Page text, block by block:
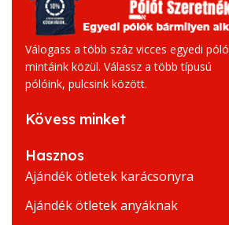
Válogass a több száz vicces egyedi póló
mintáink közül. Válassz a több típusú
pólóink, pulcsink között.
Kövess minket
Hasznos
Ajándék ötletek karácsonyra
Ajándék ötletek anyáknak